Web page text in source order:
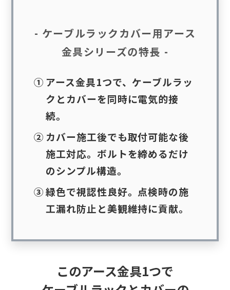
- ケーブルラックカバー用アース
金具シリーズの特長 -
① アース金具1つで、ケーブルラッ
クとカバーを同時に電気的接
続。
② カバー施工後でも取付可能な後
施工対応。ボルトを締めるだけ
のシンプル構造。
③緑色で視認性良好。点検時の施
工漏れ防止と美観維持に貢献。
このアース金具1つで